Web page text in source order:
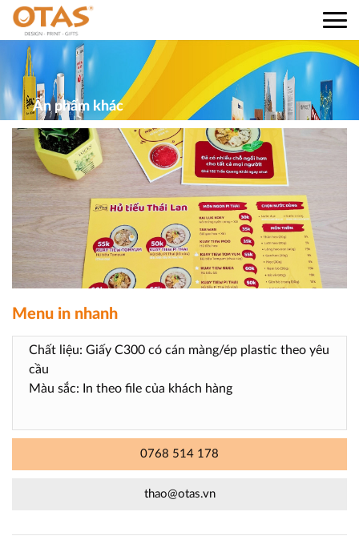
Ấn phẩm khác
Menu in nhanh
Chất liệu: Giấy C300 có cán màng/ép plastic theo yêu
cầu
Màu sắc: In theo file của khách hàng
thao@otas.vn
0768 514 178